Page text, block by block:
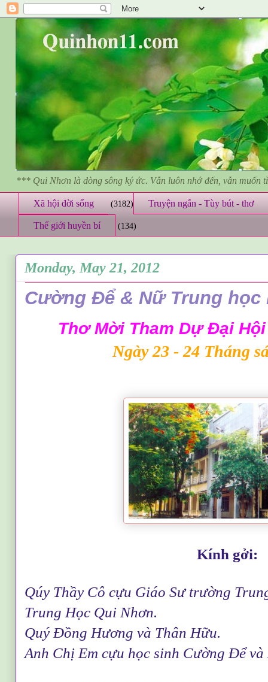
*** Qui Nhơn là dòng sông ký ức. Vẫn luôn nhớ đến, vẫn muốn
Xã hội đời sống (3182) Truyện ngắn - Tùy bút - thơ
Thế giới huyền bí (134)
Monday, May 21, 2012
Cường Để & Nữ Trung học
Thơ Mời Tham Dự Đại
Ngày 23 - 24 Tháng sáu
Kính gởi:
Qúy Thầy Cô cựu Giáo Sư trường
Trung Học Qui Nhơn.
Quý Đồng Hương và Thân Hữu.
Anh Chị Em cựu học sinh Cường Để